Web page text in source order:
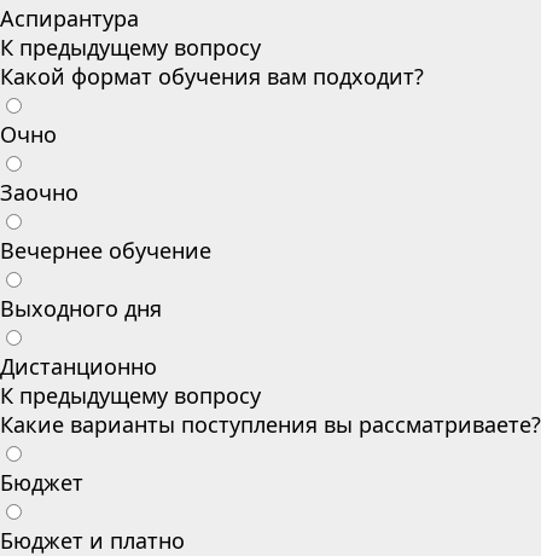
Аспирантура
К предыдущему вопросу
Какой формат обучения вам подходит?
Очно
Заочно
Вечернее обучение
Выходного дня
Дистанционно
К предыдущему вопросу
Какие варианты поступления вы рассматриваете?
Бюджет
Бюджет и платно